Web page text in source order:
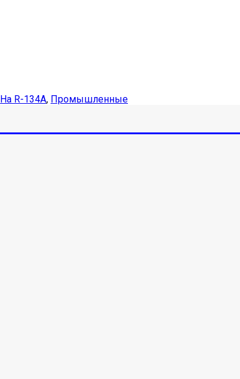
На R-134A, Промышленные